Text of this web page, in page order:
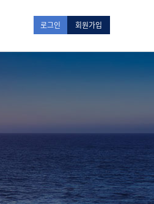
로그인 회원가입